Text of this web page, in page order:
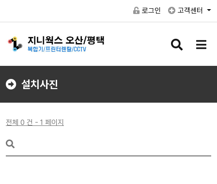
로그인 고객센터
검
버
메
버
설치사진
전체 0 건 - 1 페이지